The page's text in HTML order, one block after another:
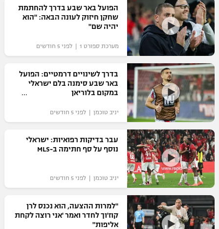
משתתפים וזוכים בפרסים
תקנון משתתפים וזוכים בפרסים
תקנון עבור פעילות אלקטרה
תקנון עבור פעילות ספורט 1 – "מרלן"
טניס
גיימינג E-Sports
תנאי שימוש
מדיניות פרטיות
תקנון פעילות ספורט 1
רשיון להקרנה פומבית לבית עסק
הצטרפות לחבילת הערוצים
ספורט מוטורי
כדורמים
פוטבול אמריקאי NFL
בייסבול MLB
ספורט אתגרי ואקסטרים
אומנויות לחימה
גיימינג E-Sports
הפועל באר שבע בדרך להחתמת
שחקן חיזוק לעונה הבאה: "הוא
יהיה שם"
מערכת ספורט 1 | לפני 5 חודשים
בדרך לשינויים דרמטיים: הפועל
באר שבע סימנה בלם ישראלי
במקום בלוריאן
יניב טוכמן | לפני 5 חודשים
עבר בדיקות רפואיות: ישראלי
נוסף על סף חתימה ב-MLS
יניב טוכמן | לפני 5 חודשים
"למרות ההצעה, הוא נכנס לרן
קוז'וך לחדר ואמר 'אני רוצה לקחת
אליפות"